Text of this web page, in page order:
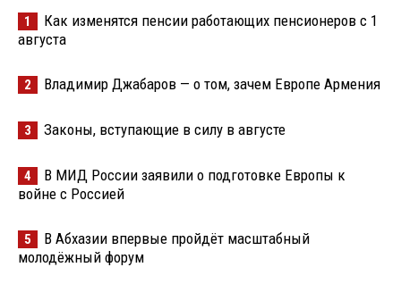
1
Как изменятся пенсии работающих пенсионеров с 1
августа
2 Владимир Джабаров — о том, зачем Европе Армения
3 Законы, вступающие в силу в августе
4
В МИД России заявили о подготовке Европы к
войне с Россией
5
В Абхазии впервые пройдёт масштабный
молодёжный форум